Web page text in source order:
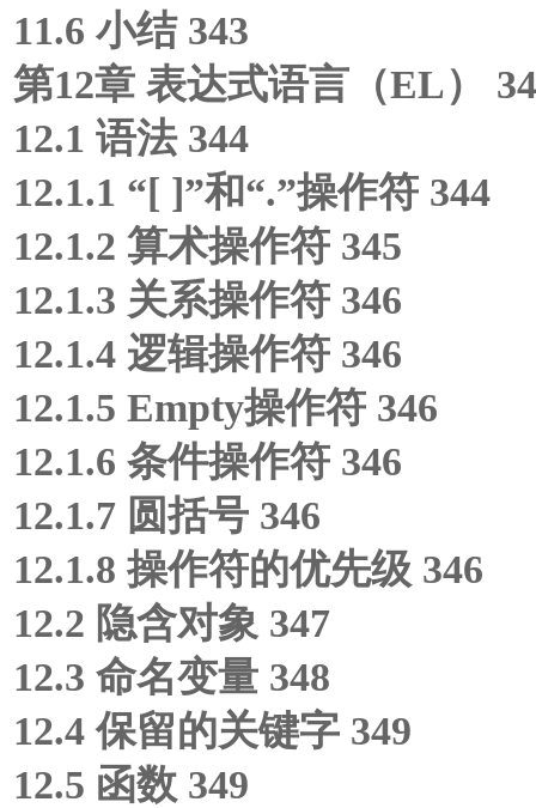
11.6 小结 343
第12章 表达式语言（EL）
12.1 语法 344
12.1.1 “[ ]”和“.”操作符 344
12.1.2 算术操作符 345
12.1.3 关系操作符 346
12.1.4 逻辑操作符 346
12.1.5 Empty操作符 346
12.1.6 条件操作符 346
12.1.7 圆括号 346
12.1.8 操作符的优先级 346
12.2 隐含对象 347
12.3 命名变量 348
12.4 保留的关键字 349
12.5 函数 349